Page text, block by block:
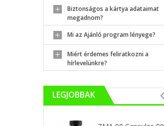
Biztonságos a kártya adataimat
megadnom?
Mi az Ajánló program lényege?
Miért érdemes feliratkozni a
hírlevelünkre?
LEGJOBBAK